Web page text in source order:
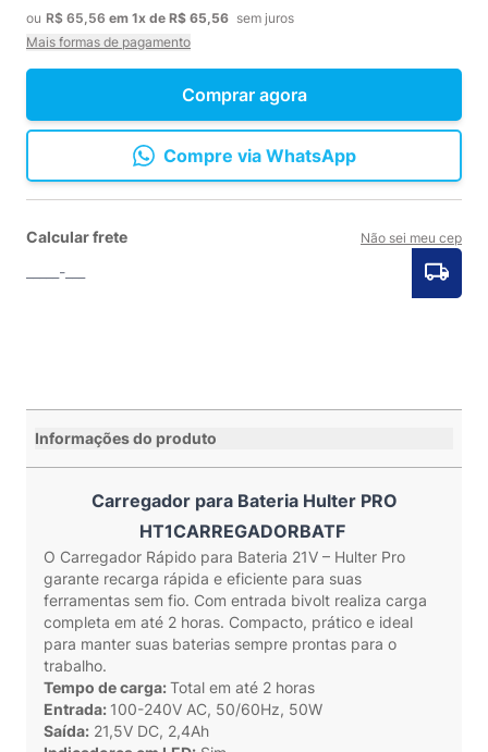
Comprar agora
ou R$ 65,56 em 1x de R$ 65,56 sem juros
Mais formas de pagamento
Compre via WhatsApp
Calcular frete Não sei meu cep
Informações do produto
Carregador para Bateria Hulter PRO
HT1CARREGADORBATF
O Carregador Rápido para Bateria 21V – Hulter Pro
garante recarga rápida e eficiente para suas
ferramentas sem fio. Com entrada bivolt realiza carga
completa em até 2 horas. Compacto, prático e ideal
para manter suas baterias sempre prontas para o
trabalho.
Tempo de carga:Total em até 2 horas
Entrada: 100-240V AC, 50/60Hz, 50W
Saída: 21,5V DC, 2,4Ah